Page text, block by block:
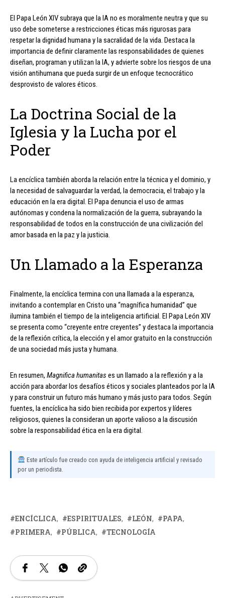
El Papa León XIV subraya que la IA no es moralmente neutra y que su
uso debe someterse a restricciones éticas más rigurosas para
respetar la dignidad humana y la sacralidad de la vida. Destaca la
importancia de definir claramente las responsabilidades de quienes
diseñan, programan y utilizan la IA, y advierte sobre los riesgos de una
visión antihumana que pueda surgir de un enfoque tecnocrático
desprovisto de valores éticos.
La Doctrina Social de la
Iglesia y la Lucha por el
Poder
La encíclica también aborda la relación entre la técnica y el dominio, y
la necesidad de salvaguardar la verdad, la democracia, el trabajo y la
educación en la era digital. El Papa denuncia el uso de armas
autónomas y condena la normalización de la guerra, subrayando la
responsabilidad de todos en la construcción de una civilización del
amor basada en la paz y la justicia.
Un Llamado a la Esperanza
Finalmente, la encíclica termina con una llamada a la esperanza,
invitando a contemplar en Cristo una “magnífica humanidad” que
ilumina también el tiempo de la inteligencia artificial. El Papa León XIV
se presenta como “creyente entre creyentes” y destaca la importancia
de la reflexión crítica, la elección y el amor gratuito en la construcción
de una sociedad más justa y humana.
En resumen, Magnifica humanitas es un llamado a la reflexión y a la
acción para abordar los desafíos éticos y sociales planteados por la IA
y para construir un futuro más humano y más justo para todos. Según
fuentes, la encíclica ha sido bien recibida por expertos y líderes
religiosos, quienes la consideran un aporte valioso a la discusión
sobre la responsabilidad ética en la era digital.
Este artículo fue creado con ayuda de inteligencia artificial y revisado
por un periodista.
ENCÍCLICA ESPIRITUALES LEÓN
PAPA
PRIMERA
PÚBLICA TECNOLOGÍA